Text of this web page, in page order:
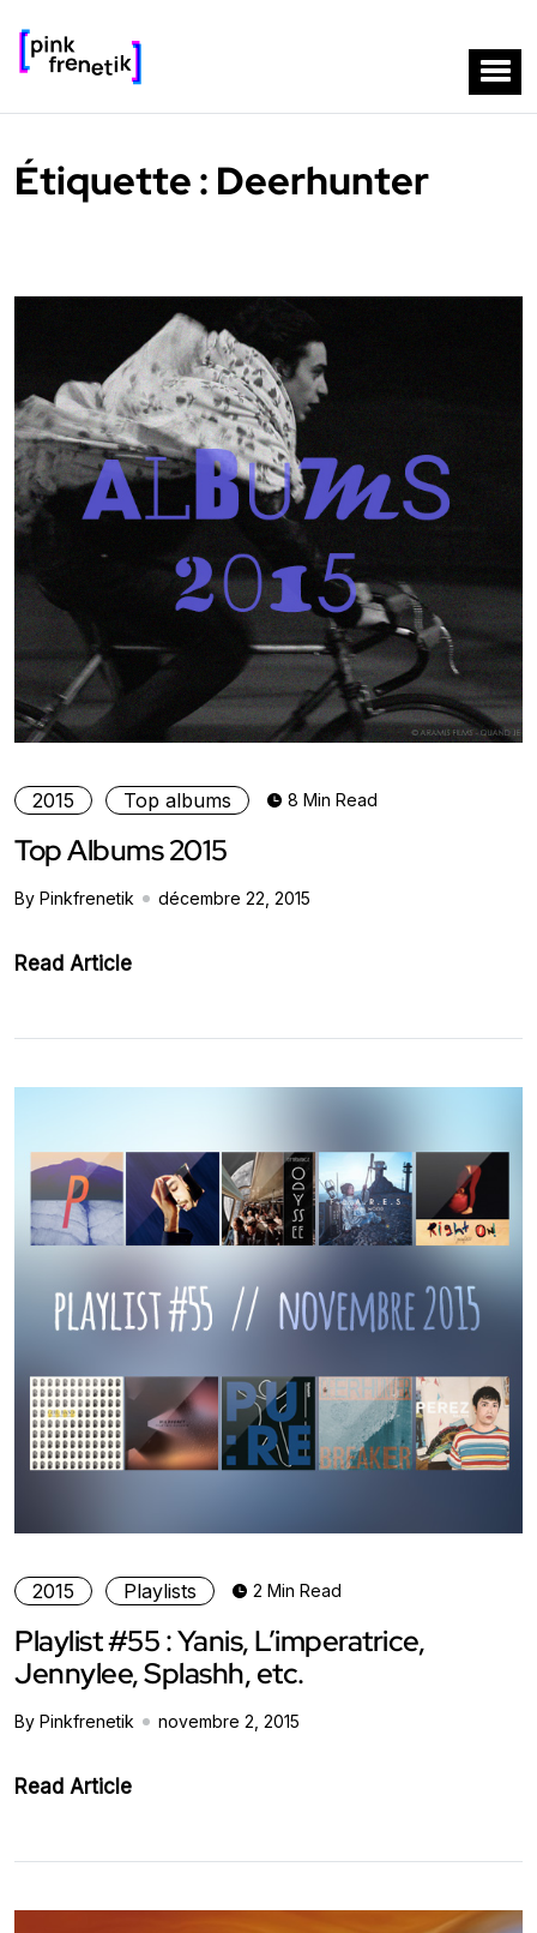
Étiquette : Deerhunter
2015 Top albums 8 Min Read
Top Albums 2015
By Pinkfrenetik décembre 22, 2015
Read Article
2015 Playlists 2 Min Read
Playlist #55 : Yanis, L’imperatrice,
Jennylee, Splashh, etc.
By Pinkfrenetik novembre 2, 2015
Read Article